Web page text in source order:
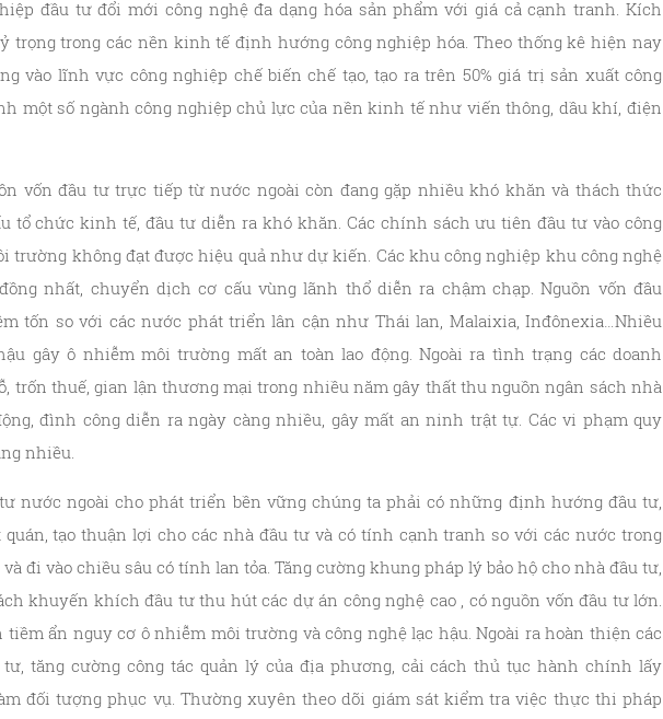
đầu tư đổi mới công nghệ đa dạng hóa sản phẩm với giá cả cạnh tranh. Kích
trọng trong các nền kinh tế định hướng công nghiệp hóa. Theo thống kê hiện nay
vào lĩnh vực công nghiệp chế biến chế tạo, tạo ra trên 50% giá trị sản xuất công
một số ngành công nghiệp chủ lực của nền kinh tế như viến thông, dầu khí, điện
vốn đầu tư trực tiếp từ nước ngoài còn đang gặp nhiều khó khăn và thách thức
tổ chức kinh tế, đầu tư diễn ra khó khăn. Các chính sách ưu tiên đầu tư vào công
trường không đạt được hiệu quả như dự kiến. Các khu công nghiệp khu công nghệ
nhất, chuyển dịch cơ cấu vùng lãnh thổ diễn ra chậm chạp. Nguồn vốn đầu
tốn so với các nước phát triển lân cận như Thái lan, Malaixia, Inđônexia…Nhiều
gây ô nhiễm môi trường mất an toàn lao động. Ngoài ra tình trạng các doanh
trốn thuế, gian lận thương mại trong nhiều năm gây thất thu nguồn ngân sách nhà
đình công diễn ra ngày càng nhiều, gây mất an ninh trật tự. Các vi phạm quy
nhiều.
nước ngoài cho phát triển bền vững chúng ta phải có những định hướng đầu tư,
tạo thuận lợi cho các nhà đầu tư và có tính cạnh tranh so với các nước trong
đi vào chiều sâu có tính lan tỏa. Tăng cường khung pháp lý bảo hộ cho nhà đầu tư,
khuyến khích đầu tư thu hút các dự án công nghệ cao , có nguồn vốn đầu tư lớn.
ẩn nguy cơ ô nhiễm môi trường và công nghệ lạc hậu. Ngoài ra hoàn thiện các
tăng cường công tác quản lý của địa phương, cải cách thủ tục hành chính lấy
đối tượng phục vụ. Thường xuyên theo dõi giám sát kiểm tra việc thực thi pháp